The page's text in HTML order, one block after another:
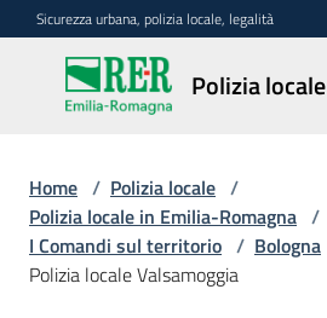
Vai al contenuto
Vai alla navigazione
Vai al footer
Sicurezza urbana, polizia locale, legalità
Polizia locale
Polizia
locale
La
polizia
locale
Home / Polizia locale /
Polizia locale in Emilia-Romagna /
I Comandi sul territorio / Bologna
Polizia locale Valsamoggia